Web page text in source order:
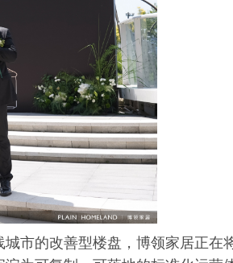
市的改善型楼盘，博领家居正在